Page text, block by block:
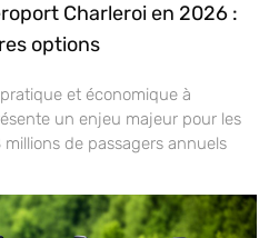
Charleroi en 2026 :
options
et économique à
un enjeu majeur pour les
de passagers annuels